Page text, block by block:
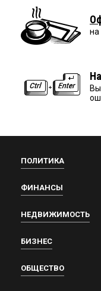
на
ПОЛИТИКА
ФИНАНСЫ
НЕДВИЖИМОСТЬ
БИЗНЕС
ОБЩЕСТВО